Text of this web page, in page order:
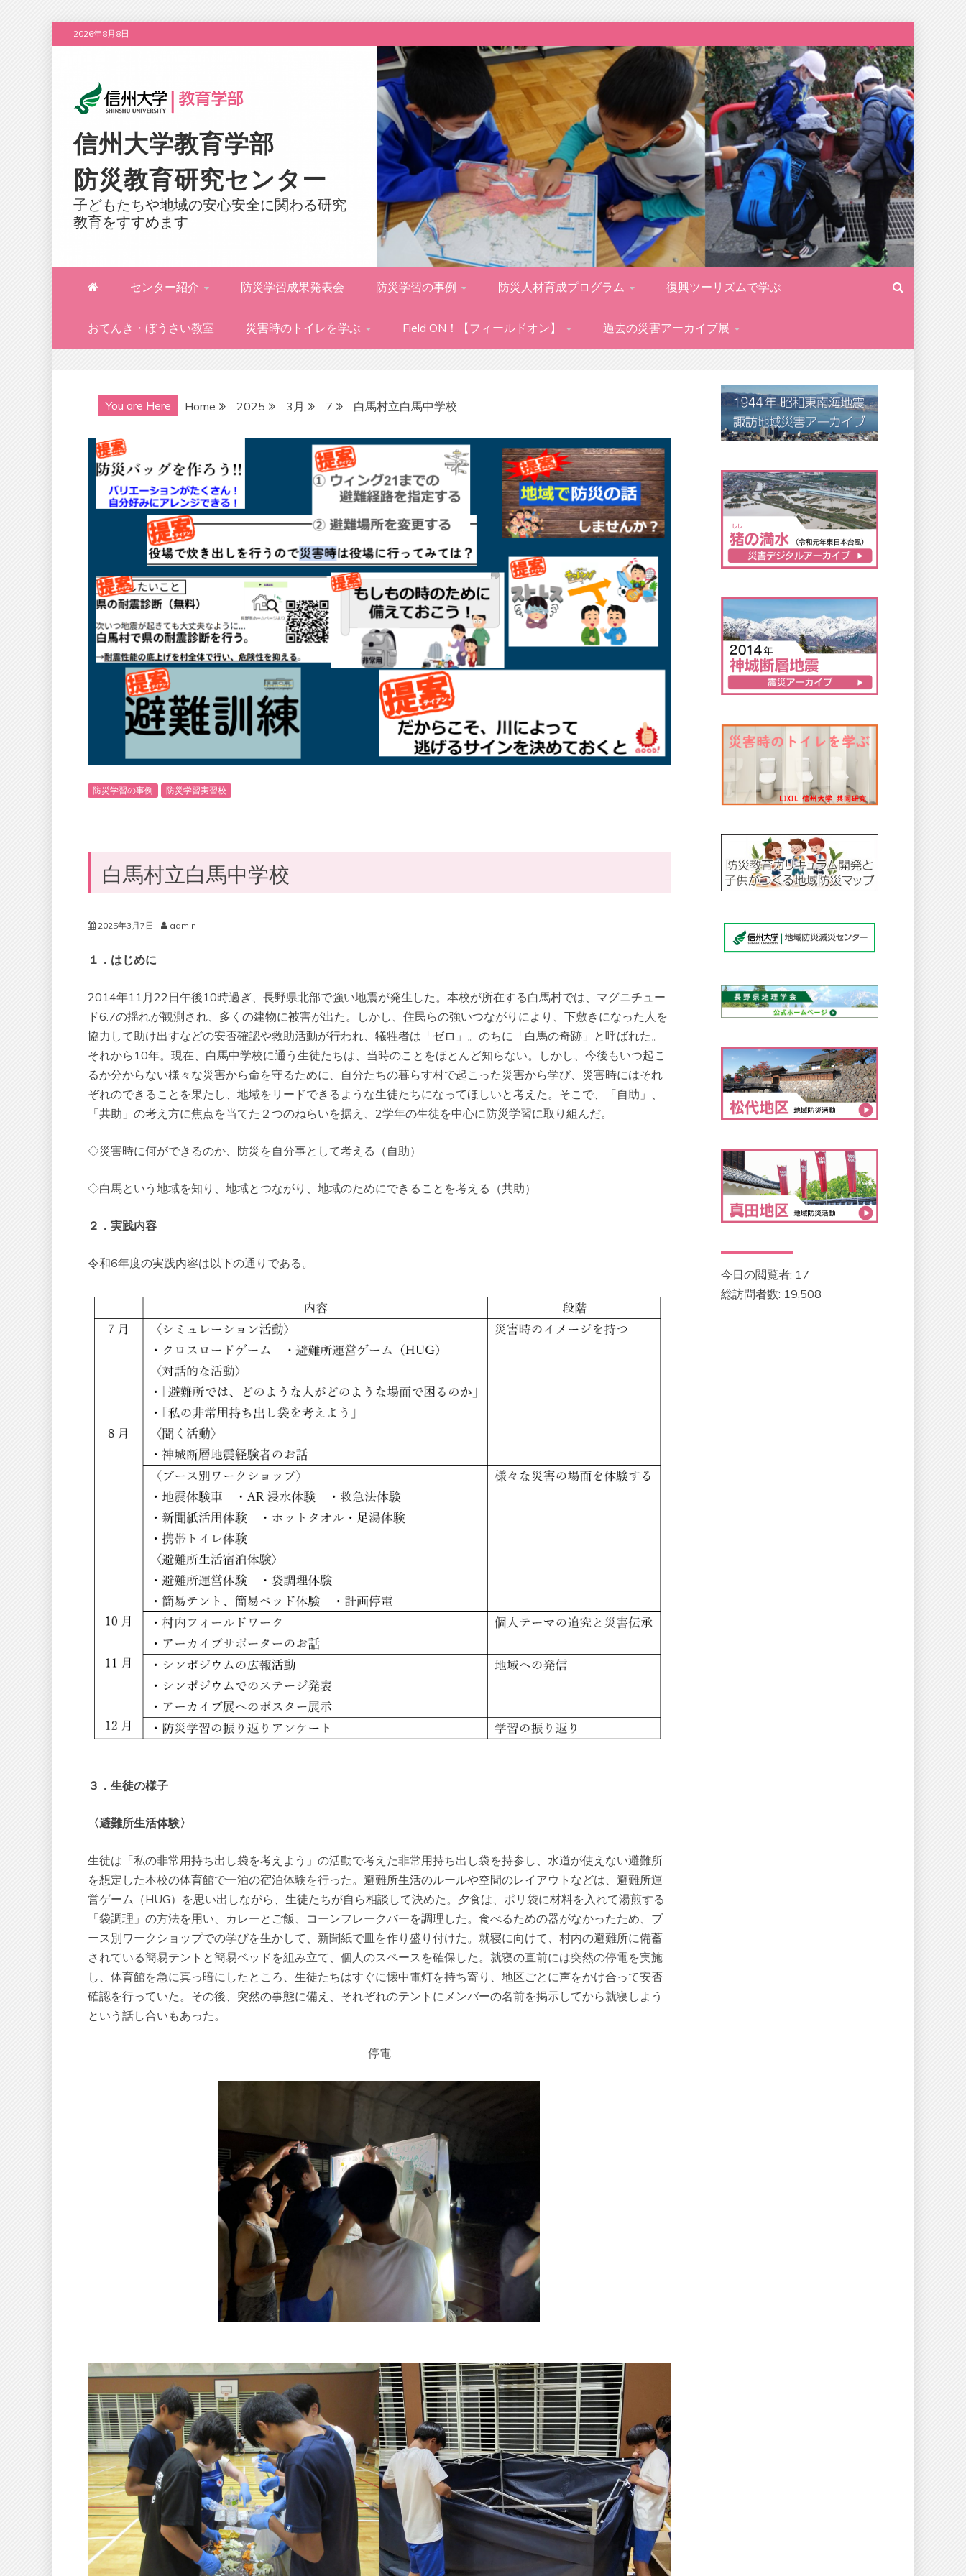
to
2026年8月8日
信州大学教育学部
防災教育研究センター
子どもたちや地域の安心安全に関わる研究
教育をすすめます
センター紹介 防災学習成果発表会 防災学習の事例 防災人材育成プログラム 復興ツーリズムで学ぶ
おてんき・ぼうさい教室 災害時のトイレを学ぶ Field ON！【フィールドオン】 過去の災害アーカイブ展
You are Here Home 2025 3月 7 白馬村立白馬中学校
防災学習の事例 防災学習実習校
白馬村立白馬中学校
2025年3月7日 admin
１．はじめに
2014年11月22日午後10時過ぎ、長野県北部で強い地震が発生した。本校が所在する白馬村では、マグニチュー
ド6.7の揺れが観測され、多くの建物に被害が出た。しかし、住民らの強いつながりにより、下敷きになった人を
協力して助け出すなどの安否確認や救助活動が行われ、犠牲者は「ゼロ」。のちに「白馬の奇跡」と呼ばれた。
それから10年。現在、白馬中学校に通う生徒たちは、当時のことをほとんど知らない。しかし、今後もいつ起こ
るか分からない様々な災害から命を守るために、自分たちの暮らす村で起こった災害から学び、災害時にはそれ
ぞれのできることを果たし、地域をリードできるような生徒たちになってほしいと考えた。そこで、「自助」、
「共助」の考え方に焦点を当てた２つのねらいを据え、2学年の生徒を中心に防災学習に取り組んだ。
◇災害時に何ができるのか、防災を自分事として考える（自助）
◇白馬という地域を知り、地域とつながり、地域のためにできることを考える（共助）
２．実践内容
令和6年度の実践内容は以下の通りである。
３．生徒の様子
〈避難所生活体験〉
生徒は「私の非常用持ち出し袋を考えよう」の活動で考えた非常用持ち出し袋を持参し、水道が使えない避難所
を想定した本校の体育館で一泊の宿泊体験を行った。避難所生活のルールや空間のレイアウトなどは、避難所運
営ゲーム（HUG）を思い出しながら、生徒たちが自ら相談して決めた。夕食は、ポリ袋に材料を入れて湯煎する
「袋調理」の方法を用い、カレーとご飯、コーンフレークバーを調理した。食べるための器がなかったため、ブ
ース別ワークショップでの学びを生かして、新聞紙で皿を作り盛り付けた。就寝に向けて、村内の避難所に備蓄
されている簡易テントと簡易ベッドを組み立て、個人のスペースを確保した。就寝の直前には突然の停電を実施
し、体育館を急に真っ暗にしたところ、生徒たちはすぐに懐中電灯を持ち寄り、地区ごとに声をかけ合って安否
確認を行っていた。その後、突然の事態に備え、それぞれのテントにメンバーの名前を掲示してから就寝しよう
という話し合いもあった。
停電
今日の閲覧者: 17
総訪問者数: 19,508